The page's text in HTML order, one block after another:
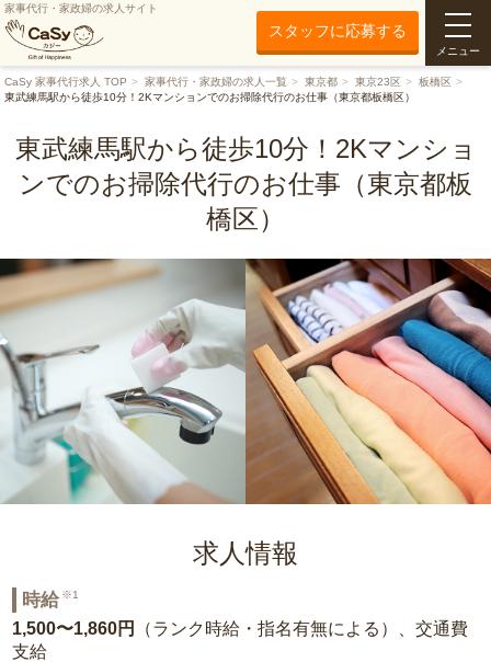
家事代行・家政婦の求人サイト
スタッフに応募する
メニュー
CaSy 家事代行求人 TOP 家事代行・家政婦の求人一覧 東京都 東京23区
板橋区
東武練馬駅から徒歩10分！2Kマンションでのお掃除代行のお仕事（東京都板橋区）
東武練馬駅から徒歩10分！2Kマンショ
ンでのお掃除代行のお仕事（東京都板
橋区）
求人情報
時給 ※1
1,500〜1,860円
（ランク時給・指名有無による）、交通費
支給